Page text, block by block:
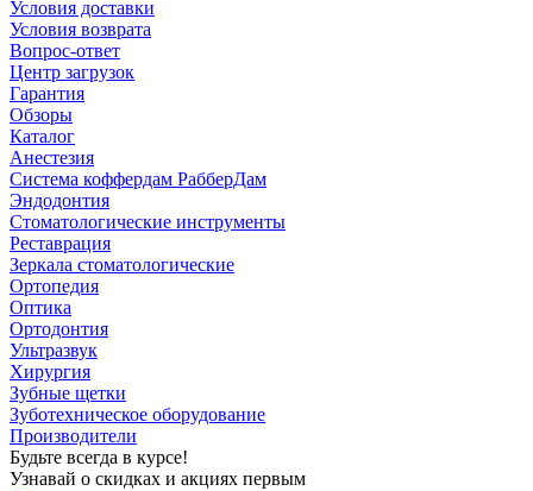
Условия доставки
Условия возврата
Вопрос-ответ
Центр загрузок
Гарантия
Обзоры
Каталог
Анестезия
Система коффердам РабберДам
Эндодонтия
Стоматологические инструменты
Реставрация
Зеркала стоматологические
Ортопедия
Оптика
Ортодонтия
Ультразвук
Хирургия
Зубные щетки
Зуботехническое оборудование
Производители
Будьте всегда в курсе!
Узнавай о скидках и акциях первым